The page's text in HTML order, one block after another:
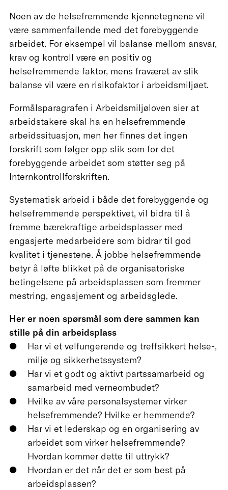
Noen av de helsefremmende kjennetegnene vil
være sammenfallende med det forebyggende
arbeidet. For eksempel vil balanse mellom ansvar,
krav og kontroll være en positiv og
helsefremmende faktor, mens fraværet av slik
balanse vil være en risikofaktor i arbeidsmiljøet.
Formålsparagrafen i Arbeidsmiljøloven sier at
arbeidstakere skal ha en helsefremmende
arbeidssituasjon, men her finnes det ingen
forskrift som følger opp slik som for det
forebyggende arbeidet som støtter seg på
Internkontrollforskriften.
Systematisk arbeid i både det forebyggende og
helsefremmende perspektivet, vil bidra til å
fremme bærekraftige arbeidsplasser med
engasjerte medarbeidere som bidrar til god
kvalitet i tjenestene. Å jobbe helsefremmende
betyr å løfte blikket på de organisatoriske
betingelsene på arbeidsplassen som fremmer
mestring, engasjement og arbeidsglede.
Her er noen spørsmål som dere sammen kan
stille på din arbeidsplass
Har vi et velfungerende og treffsikkert helse-,
miljø og sikkerhetssystem?
Har vi et godt og aktivt partssamarbeid og
samarbeid med verneombudet?
Hvilke av våre personalsystemer virker
helsefremmende? Hvilke er hemmende?
Har vi et lederskap og en organisering av
arbeidet som virker helsefremmende?
Hvordan kommer dette til uttrykk?
Hvordan er det når det er som best på
arbeidsplassen?